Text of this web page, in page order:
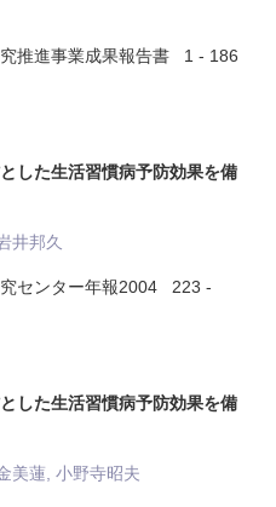
究推進事業成果報告書 1 - 186
した生活習慣病予防効果を備
井邦久
センター年報2004 223 -
した生活習慣病予防効果を備
美蓮, 小野寺昭夫